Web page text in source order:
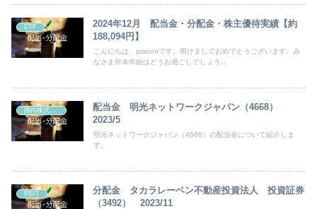
ETF
2024年12月 配当金・分配金・株主優待実績【約
188,094円】
こんにちは、praconです。明けましておめでとうございます。み
なさま年末年始はどうお過ごしでしょう...
配当金 明光ネットワークジャパン（4668）
2023/5
明光ネットワークジャパン（4668）の配当金について紹介しま
す。
REIT
分配金 タカラレーベン不動産投資法人 投資証券
（3492） 2023/11